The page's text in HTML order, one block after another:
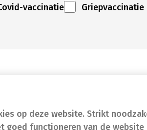
op deze website. Strikt
goed functioneren van de website
vaccinatie Griepvaccinatie